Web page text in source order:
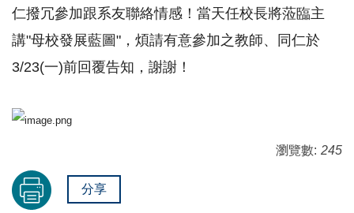
仁撥冗參加跟系友聯絡情感！ 當天任校長將蒞臨主
講"母校發展藍圖"， 煩請有意參加之教師、
同仁於
3/23(一)前回覆告知，謝謝！
瀏覽數: 245
分享